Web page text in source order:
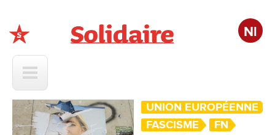
Nl
UNION EUROPÉENNE
FASCISME
FN